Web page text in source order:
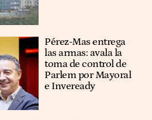
Pérez-Mas entrega
las armas: avala la
toma de control de
Parlem por Mayoral
e Inveready